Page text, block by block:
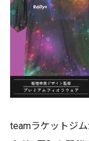
teamラケットジ